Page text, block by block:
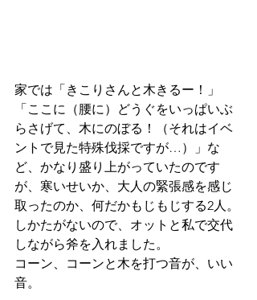
家では「きこりさんと木きるー！」
「ここに（腰に）どうぐをいっぱいぶ
らさげて、木にのぼる！（それはイベ
ントで見た特殊伐採ですが…）」な
ど、かなり盛り上がっていたのです
が、寒いせいか、大人の緊張感を感じ
取ったのか、何だかもじもじする2人。
しかたがないので、オットと私で交代
しながら斧を入れました。
コーン、コーンと木を打つ音が、いい
音。